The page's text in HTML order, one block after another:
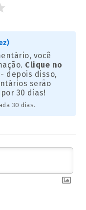
você
Clique no
- depois disso,
serão
30 dias!
30 dias.